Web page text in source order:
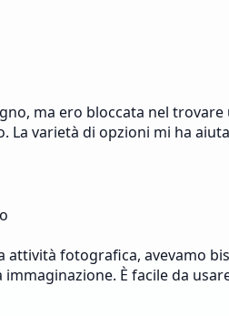
ma ero bloccata nel
La varietà di opzioni mi ha
attività fotografica, avevamo
È facile da